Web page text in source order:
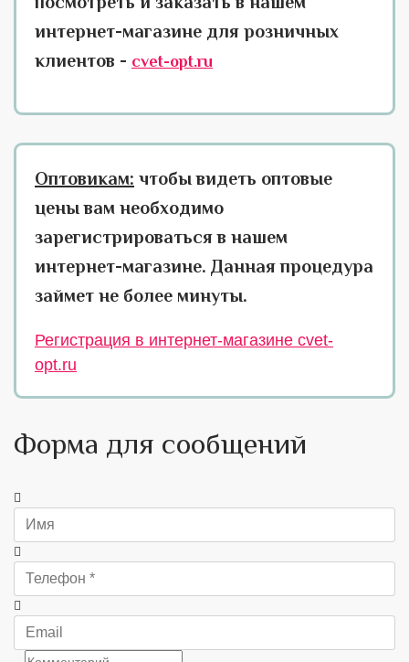
интернет-магазине для розничных
клиентов - cvet-opt.ru
Оптовикам: чтобы видеть оптовые
цены вам необходимо
зарегистрироваться в нашем
интернет-магазине. Данная процедура
займет не более минуты.
Регистрация в интернет-магазине cvet-
opt.ru
Форма для сообщений